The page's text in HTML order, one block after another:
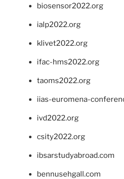
biosensor2022.org
ialp2022.org
klivet2022.org
ifac-hms2022.org
taoms2022.org
iias-euromena-
ivd2022.org
csity2022.org
ibsarstudyabroad.com
bennusehgall.com